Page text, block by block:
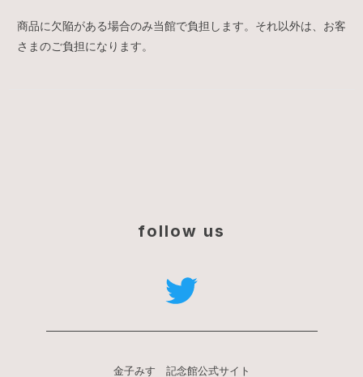
商品に欠陥がある場合のみ当館で負担します。それ以外は、お客
さまのご負担になります。
follow us
金子みすゞ記念館公式サイト